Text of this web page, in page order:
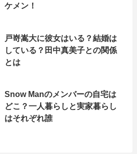
ケメン！
戸嵜嵩大に彼女はいる？結婚は
している？田中真美子との関係
とは
Snow Manのメンバーの自宅は
どこ？一人暮らしと実家暮らし
はそれぞれ誰